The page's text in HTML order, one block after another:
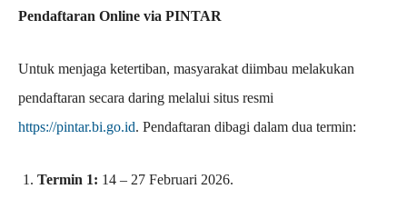
Pendaftaran Online via PINTAR
Untuk menjaga ketertiban, masyarakat diimbau melakukan
pendaftaran secara daring melalui situs resmi
https://pintar.bi.go.id. Pendaftaran dibagi dalam dua termin:
Termin 1: 14 – 27 Februari 2026.